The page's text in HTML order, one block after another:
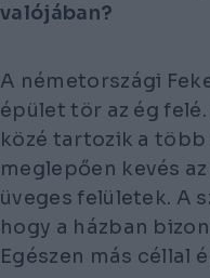
valójában?
A németországi
épület tör az ég
közé tartozik a
meglepően kevés
üveges felületek. A
hogy a házban
Egészen más céllal